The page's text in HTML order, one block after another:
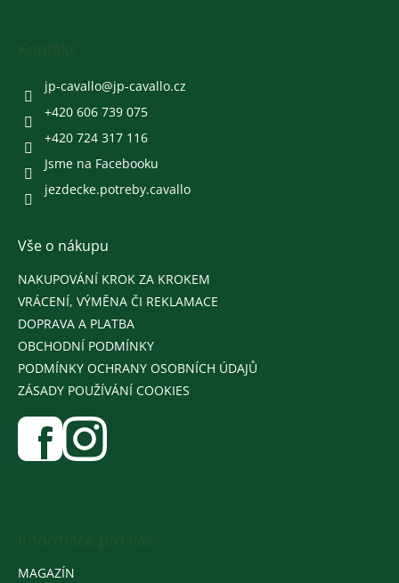
jp-cavallo@jp-cavallo.cz
+420 606 739 075
+420 724 317 116
Jsme na Facebooku
jezdecke.potreby.cavallo
Vše o nákupu
NAKUPOVÁNÍ KROK ZA KROKEM
VRÁCENÍ, VÝMĚNA ČI REKLAMACE
DOPRAVA A PLATBA
OBCHODNÍ PODMÍNKY
PODMÍNKY OCHRANY OSOBNÍCH ÚDAJŮ
ZÁSADY POUŽÍVÁNÍ COOKIES
MAGAZÍN